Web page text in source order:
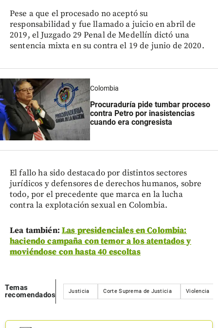
Pese a que el procesado no aceptó su
responsabilidad y fue llamado a juicio en abril de
2019, el Juzgado 29 Penal de Medellín dictó una
sentencia mixta en su contra el 19 de junio de 2020.
Colombia
Procuraduría pide tumbar proceso
contra Petro por inasistencias
cuando era congresista
El fallo ha sido destacado por distintos sectores
jurídicos y defensores de derechos humanos, sobre
todo, por el precedente que marca en la lucha
contra la explotación sexual en Colombia.
Lea también: Las presidenciales en Colombia:
haciendo campaña con temor a los atentados y
moviéndose con hasta 40 escoltas
Temas
recomendados
Justicia Corte Suprema de Justicia Violencia